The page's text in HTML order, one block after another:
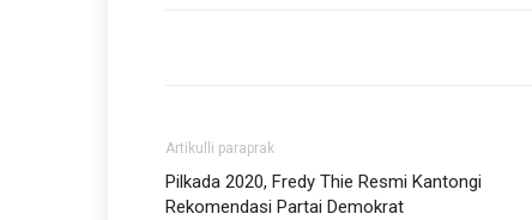
Artikulli paraprak
Pilkada 2020, Fredy Thie Resmi Kantongi
Rekomendasi Partai Demokrat